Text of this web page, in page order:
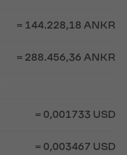
= 144.228,18 ANKR
= 288.456,36 ANKR
= 0,001733 USD
= 0,003467 USD